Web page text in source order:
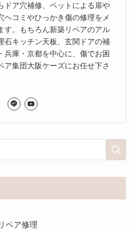
ドア穴補修、ペットによる扉や
ヘコミやひっかき傷の修理をメ
す。もちろん新築リペアのアル
石キッチン天板、玄関ドアの補
兵庫・京都を中心に、傷でお困
ア集団大阪ケーズにお任せ下さ
ペア修理